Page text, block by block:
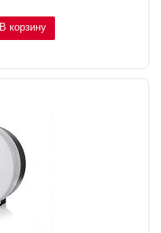
В корзину